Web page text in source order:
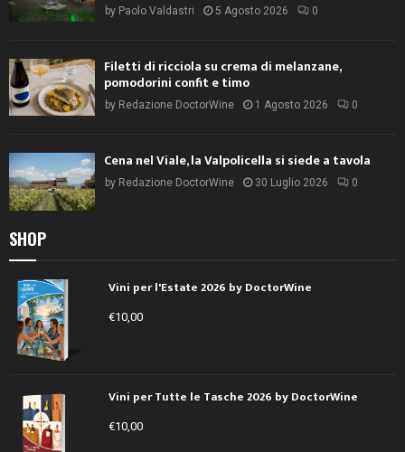
by Paolo Valdastri 5 Agosto 2026 0
Filetti di ricciola su crema di melanzane,
pomodorini confit e timo
by Redazione DoctorWine 1 Agosto 2026 0
Cena nel Viale, la Valpolicella si siede a tavola
by Redazione DoctorWine 30 Luglio 2026 0
SHOP
Vini per l'Estate 2026 by DoctorWine
€10,00
Vini per Tutte le Tasche 2026 by DoctorWine
€10,00